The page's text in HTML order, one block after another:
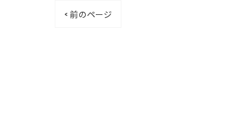
< 前のページ